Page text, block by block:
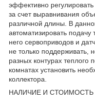
эффективно
за счет выравнивания
различной длины. В
автоматизировать подачу
него сервоприводов и
не только поддерживать,
разных контурах теплого
комнатах установить
коллектора.
НАЛИЧИЕ И